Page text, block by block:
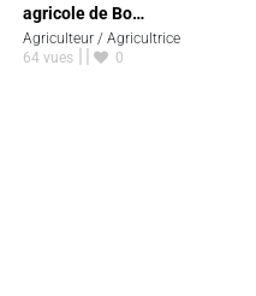
agricole de Bo…
Agriculteur / Agricultrice
64 vues
0